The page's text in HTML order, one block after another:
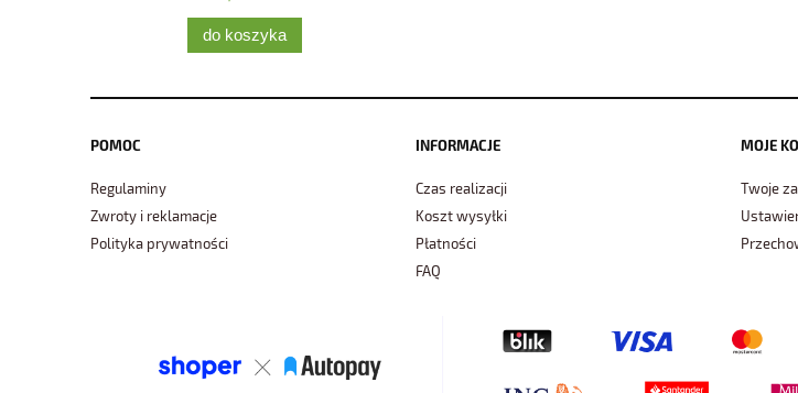
do koszyka
POMOC
Regulaminy
Zwroty i reklamacje
Polityka prywatności
INFORMACJE
Czas realizacji
Koszt wysyłki
Płatności
FAQ
MOJE
Twoje